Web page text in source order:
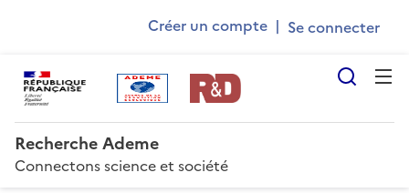
principal
Ademe
account
menu
Créer un compte |
Recherche Ademe
Connectons science et société